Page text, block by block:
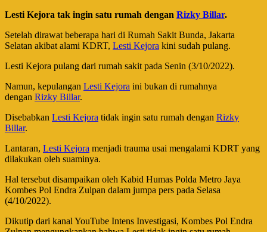
Lesti Kejora tak ingin satu rumah dengan Rizky Billar.
Setelah dirawat beberapa hari di Rumah Sakit Bunda, Jakarta
Selatan akibat alami KDRT, Lesti Kejora kini sudah pulang.
Lesti Kejora pulang dari rumah sakit pada Senin (3/10/2022).
Namun, kepulangan Lesti Kejora ini bukan di rumahnya
dengan Rizky Billar.
Disebabkan Lesti Kejora tidak ingin satu rumah dengan Rizky
Billar.
Lantaran, Lesti Kejora menjadi trauma usai mengalami KDRT yang
dilakukan oleh suaminya.
Hal tersebut disampaikan oleh Kabid Humas Polda Metro Jaya
Kombes Pol Endra Zulpan dalam jumpa pers pada Selasa
(4/10/2022).
Dikutip dari kanal YouTube Intens Investigasi, Kombes Pol Endra